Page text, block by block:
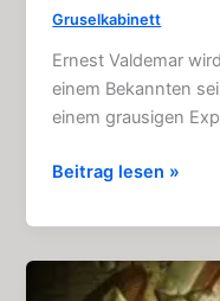
Gruselkabinett
Ernest Valdemar
einem Bekannten
einem grausigen
Die
im
Fall
Valdemar:
Beitrag lesen »